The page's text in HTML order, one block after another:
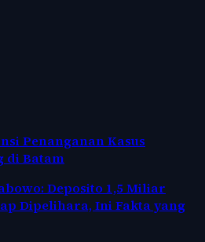
Penanganan Kasus
di Batam
Deposito 1,5 Miliar
Dipelihara, Ini Fakta yang